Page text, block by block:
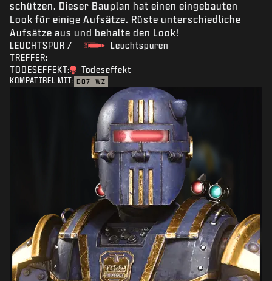
schützen. Dieser Bauplan hat einen eingebauten
Look für einige Aufsätze. Rüste unterschiedliche
Aufsätze aus und behalte den Look!
LEUCHTSPUR /
TREFFER:
Leuchtspuren
TODESEFFEKT: Todeseffekt
KOMPATIBEL MIT: BO7 WZ